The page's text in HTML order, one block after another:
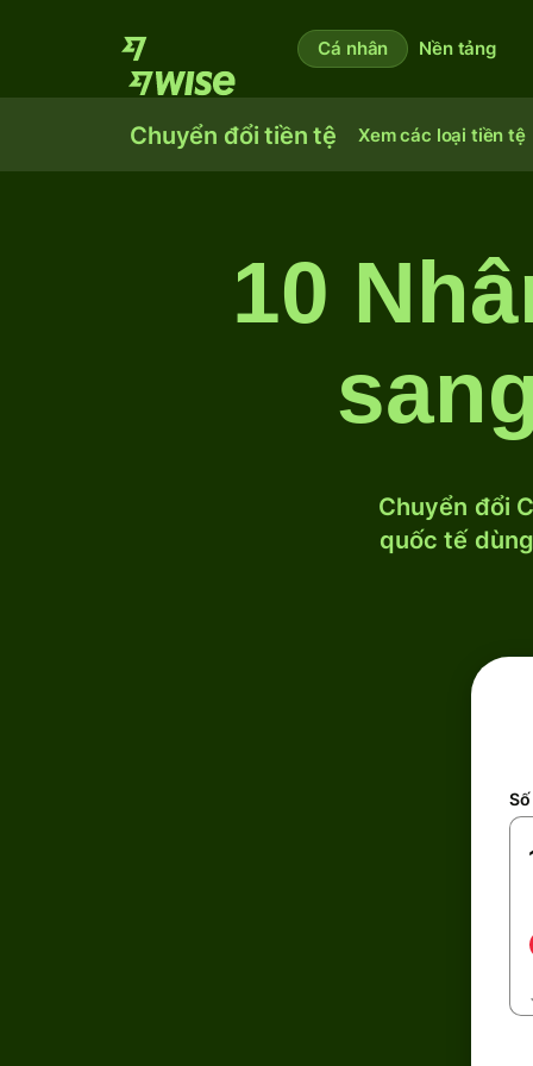
Cá nhân Nền tảng
Chuyển đổi tiền tệ Xem các loại tiền tệ
10
Chuyển đổi
quốc tế